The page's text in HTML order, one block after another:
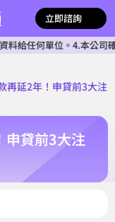
立即諮詢
位。4.本公司確認核貸
再延2年！申貸前3大注
申貸前3大注